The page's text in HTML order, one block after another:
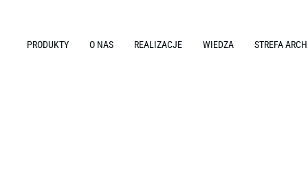
PRODUKTY O NAS REALIZACJE WIEDZA STREFA